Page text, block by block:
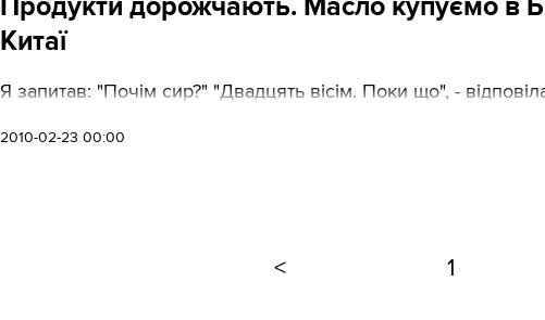
Продукти дорожчають. Масло купуємо в
Китаї
Я запитав: "Почім сир?" "Двадцять вісім. Поки що", -
2010-02-23 00:00
< 1